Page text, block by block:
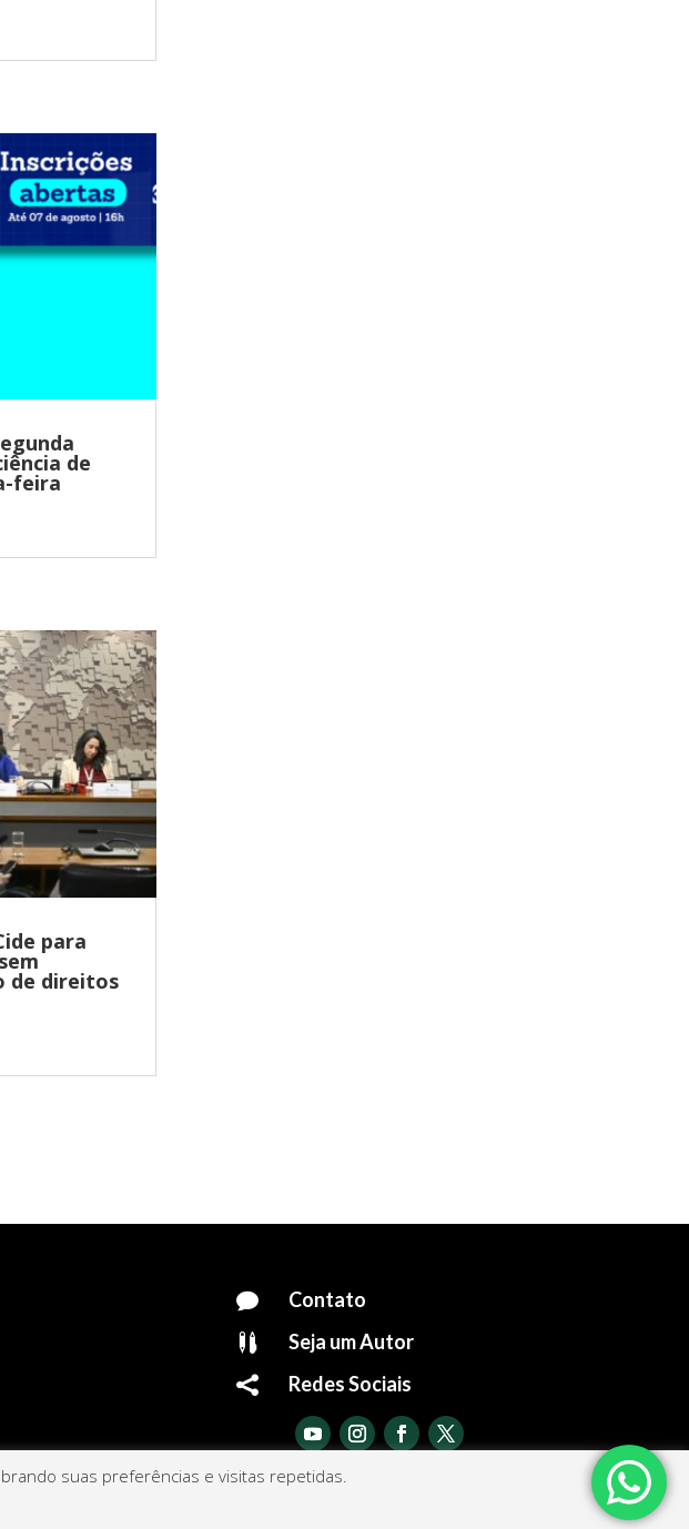
de
feira
para
de direitos
 Contato
 Seja um Autor
 Redes Sociais
| Mantido por
suas preferências e visitas repetidas.